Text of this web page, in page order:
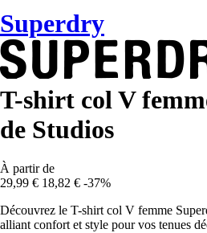
Superdry
T-shirt col V
de Studios
À partir de
29,99 € 18,82 € -37%
Découvrez le T-shirt col V femme
alliant confort et style pour vos tenues